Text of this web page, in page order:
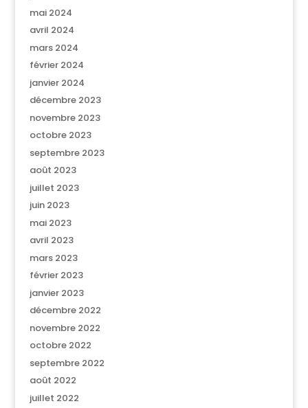
mai 2024
avril 2024
mars 2024
février 2024
janvier 2024
décembre 2023
novembre 2023
octobre 2023
septembre 2023
août 2023
juillet 2023
juin 2023
mai 2023
avril 2023
mars 2023
février 2023
janvier 2023
décembre 2022
novembre 2022
octobre 2022
septembre 2022
août 2022
juillet 2022